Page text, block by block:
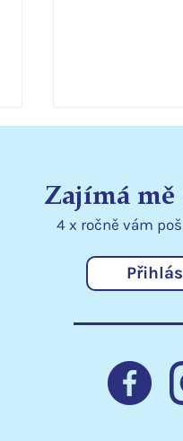
Nadace
Zajímá
4 x ročně vám